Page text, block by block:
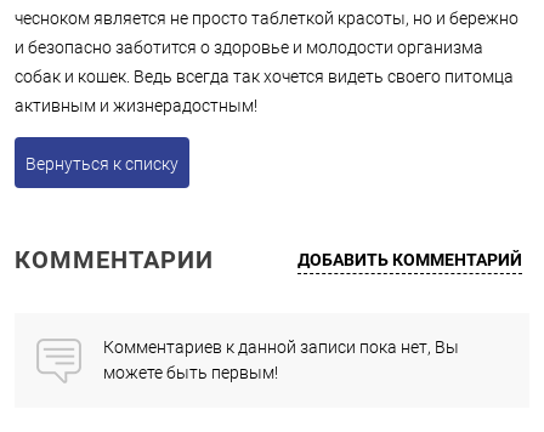
чесноком является не просто таблеткой красоты, но и бережно
и безопасно заботится о здоровье и молодости организма
собак и кошек. Ведь всегда так хочется видеть своего питомца
активным и жизнерадостным!
Вернуться к списку
КОММЕНТАРИИ ДОБАВИТЬ КОММЕНТАРИЙ
Комментариев к данной записи пока нет, Вы
можете быть первым!